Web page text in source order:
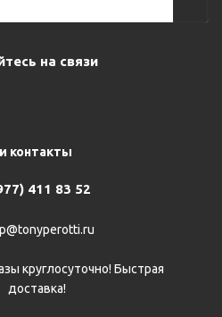
на связи
контакты
411 83 52
круглосуточно! Быстрая
доставка!